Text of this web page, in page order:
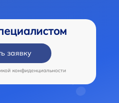
заявку
конфиденциальности